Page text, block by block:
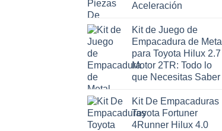
Aceleración
Kit de Juego de
Empacadura de Metal
para Toyota Hilux 2.7
Motor 2TR: Todo lo
que Necesitas Saber
Kit De Empacaduras
Toyota Fortuner
4Runner Hilux 4.0